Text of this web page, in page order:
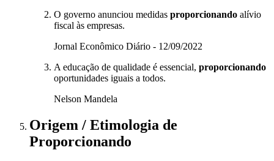
O governo anunciou medidas proporcionando alívio
fiscal às empresas.
Jornal Econômico Diário - 12/09/2022
A educação de qualidade é essencial, proporcionando
oportunidades iguais a todos.
Nelson Mandela
Origem / Etimologia de
Proporcionando